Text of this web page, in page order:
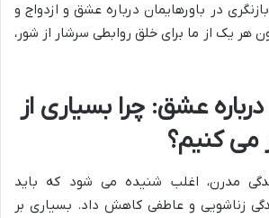
در باورهایمان درباره عشق و ازدواج و
یک از ما برای خلق روابطی سرشار از شور،
درباره عشق: چرا بسیاری از
می کنیم؟
مدرن، اغلب شنیده می شود که باید
زناشویی و عاطفی کاهش داد. بسیاری بر